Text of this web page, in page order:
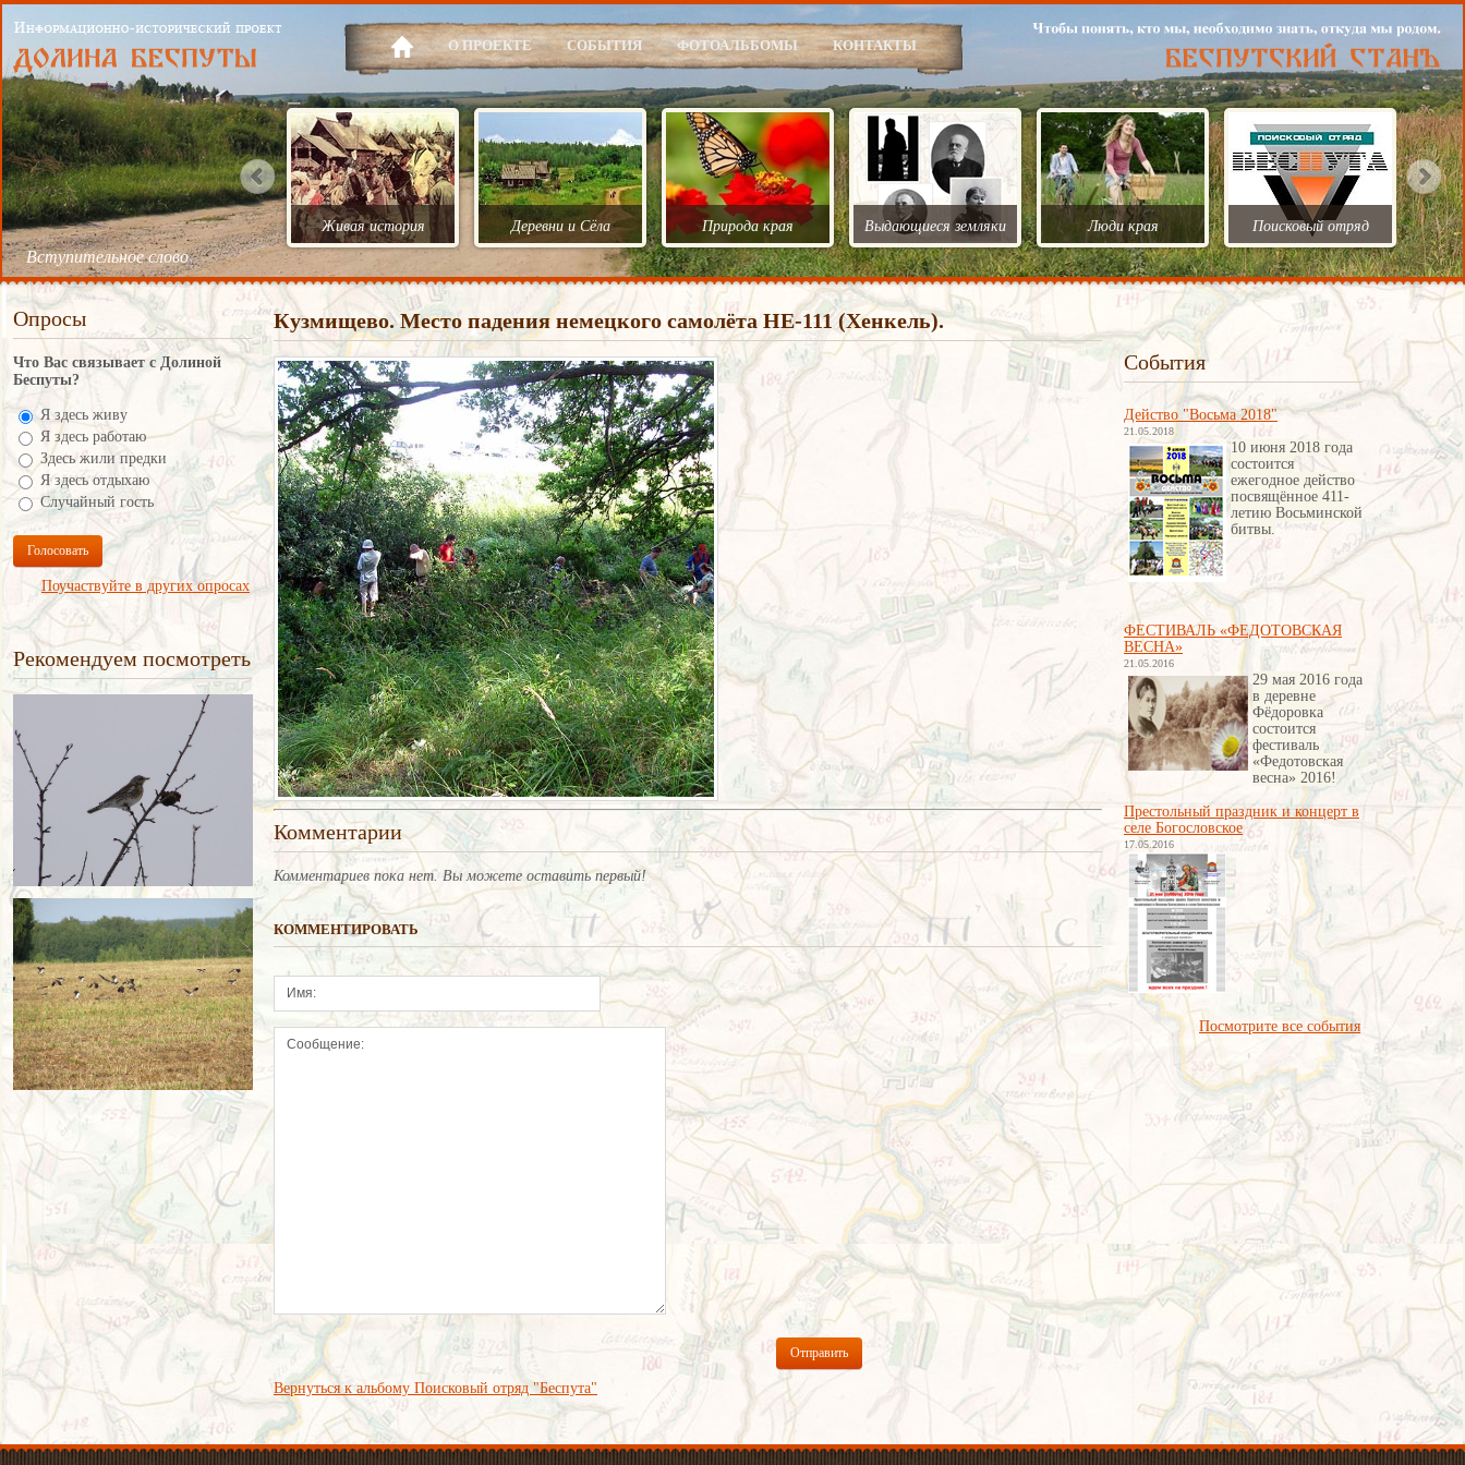
О ПРОЕКТЕ СОБЫТИЯ ФОТОАЛЬБОМЫ КОНТАКТЫ
Вступительное слово
Живая история Деревни и Сёла Природа края Выдающиеся земляки Люди края Поисковый отряд
Опросы
Что Вас связывает с Долиной
Беспуты?
Я здесь живу
Я здесь работаю
Здесь жили предки
Я здесь отдыхаю
Случайный гость
Голосовать
Поучаствуйте в других опросах
Рекомендуем посмотреть
Кузмищево. Место падения немецкого самолёта НЕ-111 (Хенкель).
Комментарии
Комментариев пока нет. Вы можете оставить первый!
КОММЕНТИРОВАТЬ
Отправить
Вернуться к альбому Поисковый отряд "Беспута"
События
Действо "Восьма 2018"
21.05.2018
10 июня 2018 года
состоится
ежегодное действо
посвящённое 411-
летию Восьминской
битвы.
ФЕСТИВАЛЬ «ФЕДОТОВСКАЯ
ВЕСНА»
21.05.2016
29 мая 2016 года
в деревне
Фёдоровка
состоится
фестиваль
«Федотовская
весна» 2016!
Престольный праздник и концерт в
селе Богословское
17.05.2016
Посмотрите все события